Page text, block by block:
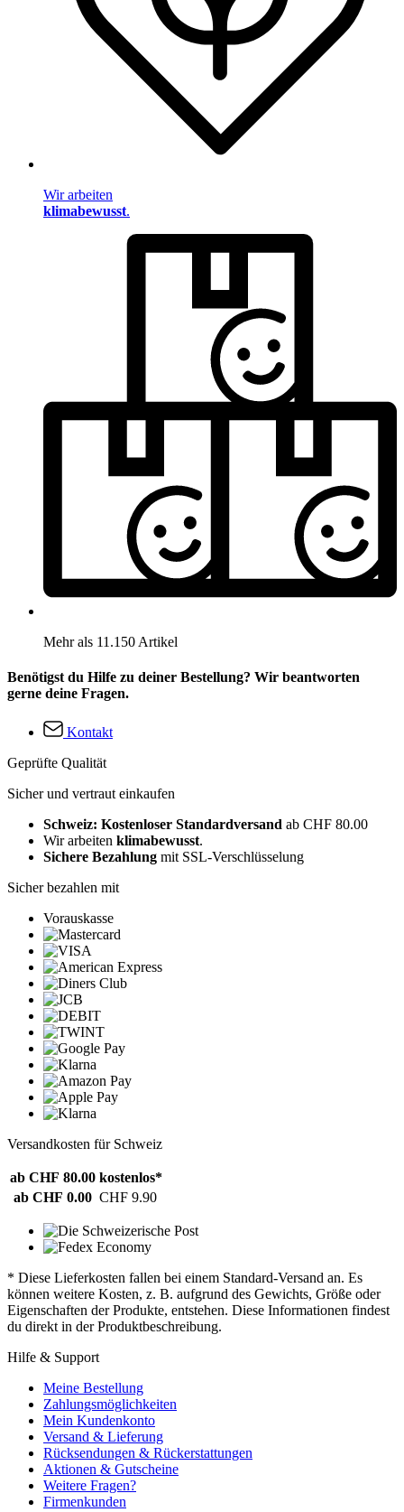
Wir arbeiten
klimabewusst.
Mehr als 11.150 Artikel
Benötigst du Hilfe zu deiner Bestellung? Wir beantworten
gerne deine Fragen.
Kontakt
Geprüfte Qualität
Sicher und vertraut einkaufen
Schweiz: Kostenloser Standardversand ab CHF 80.00
Wir arbeiten klimabewusst.
Sichere Bezahlung mit SSL-Verschlüsselung
Sicher bezahlen mit
Vorauskasse
Versandkosten für Schweiz
ab CHF 80.00 kostenlos*
ab CHF 0.00 CHF 9.90
* Diese Lieferkosten fallen bei einem Standard-Versand an. Es
können weitere Kosten, z. B. aufgrund des Gewichts, Größe oder
Eigenschaften der Produkte, entstehen. Diese Informationen findest
du direkt in der Produktbeschreibung.
Hilfe & Support
Meine Bestellung
Zahlungsmöglichkeiten
Mein Kundenkonto
Versand & Lieferung
Rücksendungen & Rückerstattungen
Aktionen & Gutscheine
Weitere Fragen?
Firmenkunden